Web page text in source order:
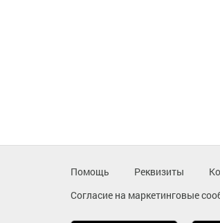
Помощь Реквизиты
Согласие на маркетинговые